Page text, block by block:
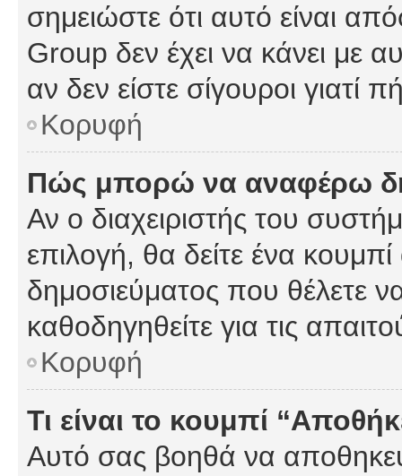
σημειώστε ότι αυτό είναι
Group δεν έχει να κάνει με
αν δεν είστε σίγουροι γιατί
Κορυφή
Πώς μπορώ να αναφέρω
Αν ο διαχειριστής του
επιλογή, θα δείτε ένα
δημοσιεύματος που θέλετε
καθοδηγηθείτε για τις
Κορυφή
Τι είναι το κουμπί
Αυτό σας βοηθά να